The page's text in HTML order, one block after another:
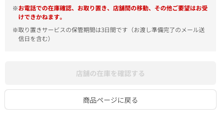
※お電話での在庫確認、お取り置き、店舗間の移動、その他ご要望はお受
けできかねます。
※取り置きサービスの保管期間は3日間です（お渡し準備完了のメール送
信日を含む）
店舗の在庫を確認する
商品ページに戻る